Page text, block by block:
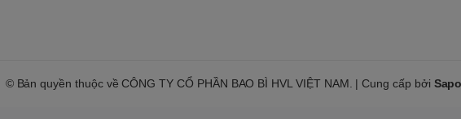
© Bản quyền thuộc về CÔNG TY CỔ PHẦN BAO BÌ HVL VIỆT NAM. | Cung cấp bởi